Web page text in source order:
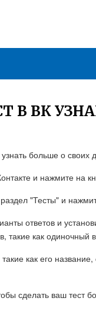
В ВК
больше о
и нажмите на
"Тесты" и
ответов и
такие как
как его
сделать ваш тест